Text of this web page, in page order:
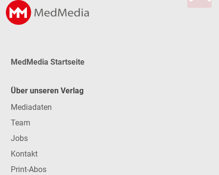
MedMedia Startseite
Über unseren Verlag
Mediadaten
Team
Jobs
Kontakt
Print-Abos